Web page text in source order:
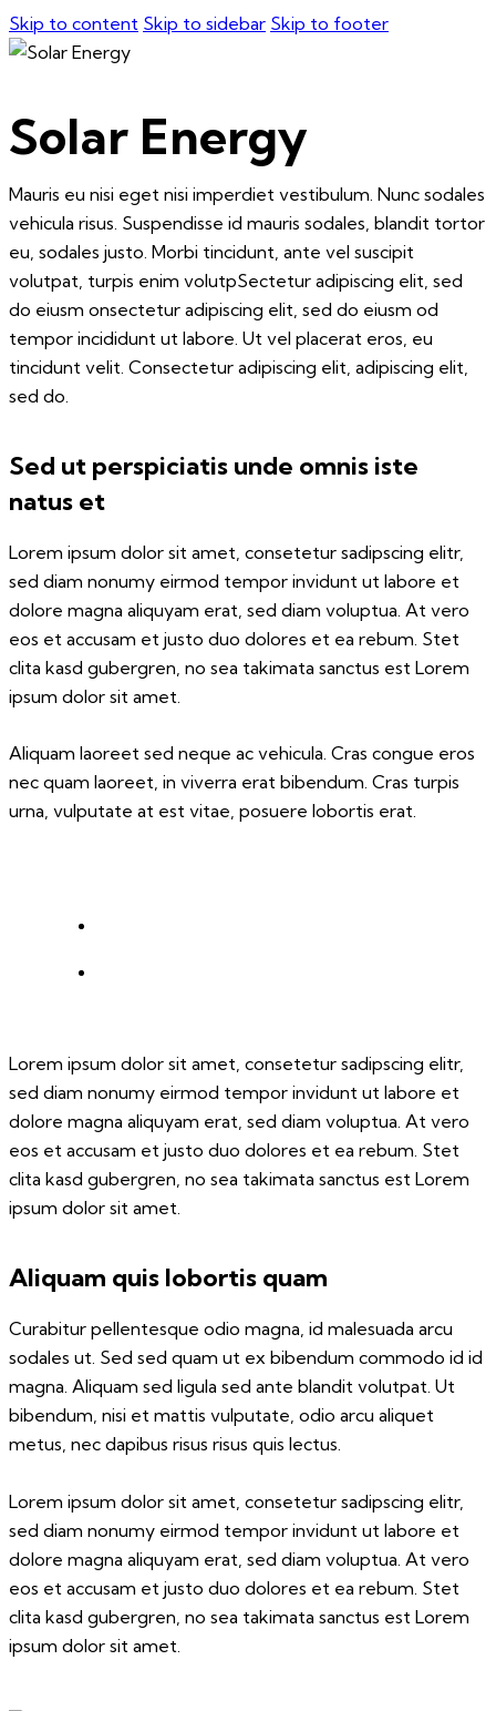
Skip to content Skip to sidebar Skip to footer
Solar Energy
Mauris eu nisi eget nisi imperdiet vestibulum. Nunc sodales
vehicula risus. Suspendisse id mauris sodales, blandit tortor
eu, sodales justo. Morbi tincidunt, ante vel suscipit
volutpat, turpis enim volutpSectetur adipiscing elit, sed
do eiusm onsectetur adipiscing elit, sed do eiusm od
tempor incididunt ut labore. Ut vel placerat eros, eu
tincidunt velit. Consectetur adipiscing elit, adipiscing elit,
sed do.
Sed ut perspiciatis unde omnis iste
natus et
Lorem ipsum dolor sit amet, consetetur sadipscing elitr,
sed diam nonumy eirmod tempor invidunt ut labore et
dolore magna aliquyam erat, sed diam voluptua. At vero
eos et accusam et justo duo dolores et ea rebum. Stet
clita kasd gubergren, no sea takimata sanctus est Lorem
ipsum dolor sit amet.
Aliquam laoreet sed neque ac vehicula. Cras congue eros
nec quam laoreet, in viverra erat bibendum. Cras turpis
urna, vulputate at est vitae, posuere lobortis erat.
Lorem ipsum dolor sit amet, consetetur sadipscing elitr,
sed diam nonumy eirmod tempor invidunt ut labore et
dolore magna aliquyam erat, sed diam voluptua. At vero
eos et accusam et justo duo dolores et ea rebum. Stet
clita kasd gubergren, no sea takimata sanctus est Lorem
ipsum dolor sit amet.
Aliquam quis lobortis quam
Curabitur pellentesque odio magna, id malesuada arcu
sodales ut. Sed sed quam ut ex bibendum commodo id id
magna. Aliquam sed ligula sed ante blandit volutpat. Ut
bibendum, nisi et mattis vulputate, odio arcu aliquet
metus, nec dapibus risus risus quis lectus.
Lorem ipsum dolor sit amet, consetetur sadipscing elitr,
sed diam nonumy eirmod tempor invidunt ut labore et
dolore magna aliquyam erat, sed diam voluptua. At vero
eos et accusam et justo duo dolores et ea rebum. Stet
clita kasd gubergren, no sea takimata sanctus est Lorem
ipsum dolor sit amet.